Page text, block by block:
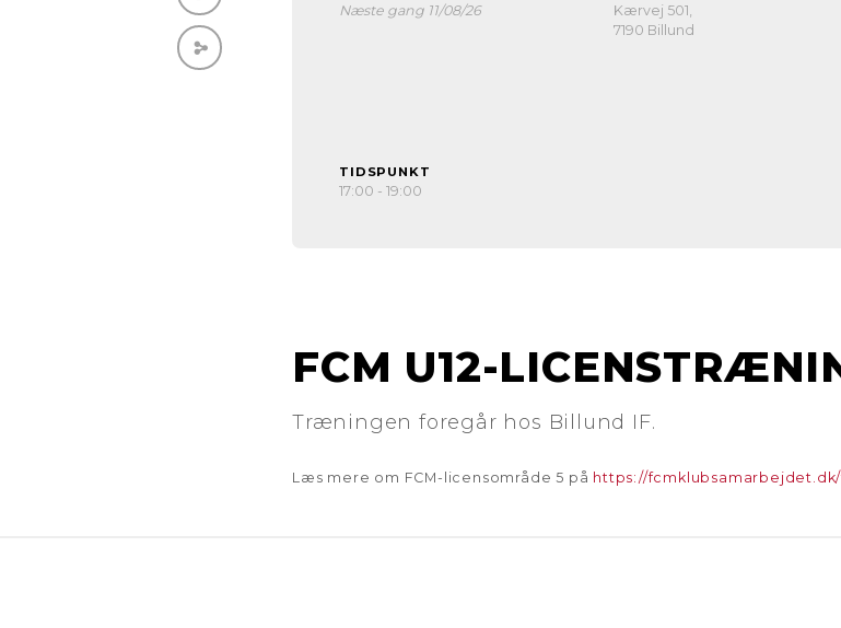
Næste gang 11/08/26
Kærvej 501,
7190 Billund
TIDSPUNKT
17:00 - 19:00
FCM U12-
Træningen foregår hos Billund IF.
Læs mere om FCM-licensområde 5 på https://